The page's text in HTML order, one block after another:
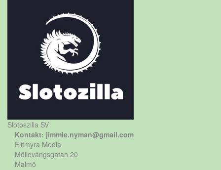
Slotoszilla SV
Kontakt: jimmie.nyman@gmail.com
Elitmyra Media
Möllevångsgatan 20
Malmö